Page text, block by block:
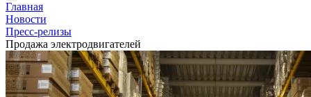
Главная
Новости
Пресс-релизы
Продажа электродвигателей